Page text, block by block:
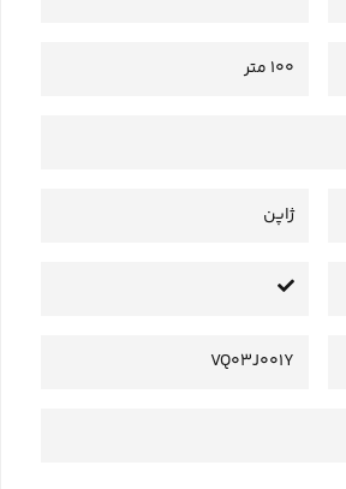
100 متر
ژاپن
VQ03J001Y